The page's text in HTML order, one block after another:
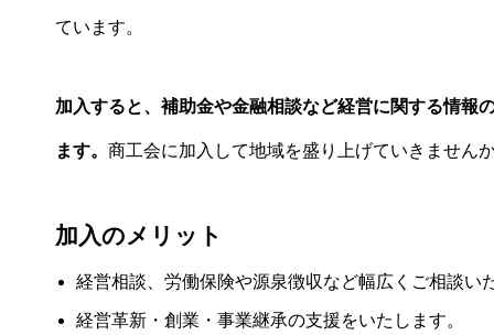
ています。
加入すると、補助金や金融相談など経営に関する情報
ます。 商工会に加入して地域を盛り上げていきません
加入のメリット
経営相談、労働保険や源泉徴収など幅広くご相談い
経営革新・創業・事業継承の支援をいたします。